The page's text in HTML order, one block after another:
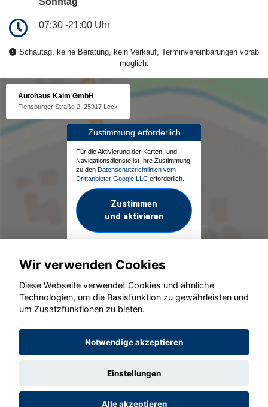
07:30 -21:00 Uhr
Schautag, keine Beratung, kein Verkauf, Terminvereinbarungen vorab
möglich.
Autohaus Kaim GmbH
Flensburger Straße 2, 25917 Leck
Zustimmung erforderlich
Für die Aktivierung der Karten- und
Navigationsdienste ist Ihre Zustimmung
zu den Datenschutzrichtlinien vom
Drittanbieter Google LLC erforderlich.
Zustimmen
und aktivieren
© konjunkturmotor.de GmbH 2020 - 2026
Wir verwenden Cookies
Diese Webseite verwendet Cookies und ähnliche
Technologien, um die Basisfunktion zu gewährleisten und
um Zusatzfunktionen zu bieten.
Notwendige akzeptieren
Einstellungen
Alle akzeptieren